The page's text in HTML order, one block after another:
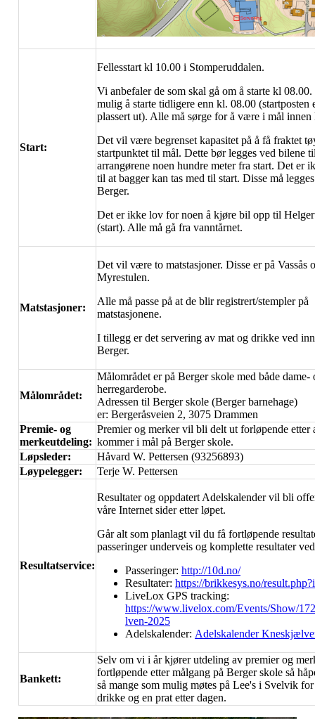
Start:
Fellesstart kl 10.00 i Stomperuddalen.
Vi anbefaler de som skal gå om å starte kl
mulig å starte tidligere enn kl. 08.00 (startposten
plassert ut). Alle må sørge for å være i mål
Det vil være begrenset kapasitet på å få fraktet
startpunktet til mål. Dette bør legges ved bilene
arrangørene noen hundre meter fra start. Det er
til at bagger kan tas med til start. Disse må
Berger.
Det er ikke lov for noen å kjøre bil opp til
(start). Alle må gå fra vanntårnet.
Matstasjoner:
Det vil være to matstasjoner. Disse er på Vassås
Myrestulen.
Alle må passe på at de blir registrert/stempler på
matstasjonene.
I tillegg er det servering av mat og drikke ved
Berger.
Målområdet:
Målområdet er på Berger skole med både dame-
herregarderobe.
Adressen til Berger skole (Berger barnehage)
er: Bergeråsveien 2, 3075 Drammen
Premie- og
merkeutdeling:
Premier og merker vil bli delt ut forløpende etter
kommer i mål på Berger skole.
Løpsleder:
Håvard W. Pettersen (93256893)
Løypelegger:
Terje W. Pettersen
Resultatservice:
Resultater og oppdatert Adelskalender vil bli
våre Internet sider etter løpet.
Går alt som planlagt vil du få fortløpende
passeringer underveis og komplette resultater
Passeringer: http://10d.no/
Resultater: https://brikkesys.no/
LiveLox GPS tracking:
https://www.livelox.com/Events/Show/
lven-2025
Adelskalender: Adelskalender
Bankett:
Selv om vi i år kjører utdeling av premier og
fortløpende etter målgang på Berger skole så
så mange som mulig møtes på Lee's i Svelvik
drikke og en prat etter dagen.